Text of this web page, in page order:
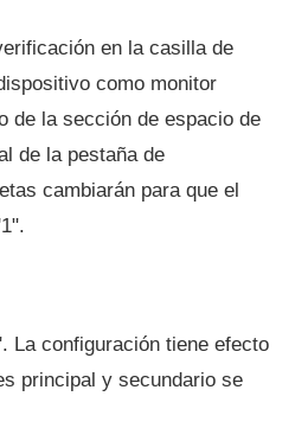
en la casilla de
como monitor
de la sección de espacio de
de la pestaña de
cambiarán para que el
La configuración tiene efecto
principal y secundario se